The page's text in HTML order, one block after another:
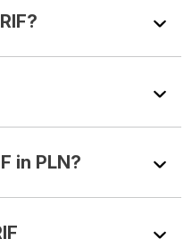
in PLN?